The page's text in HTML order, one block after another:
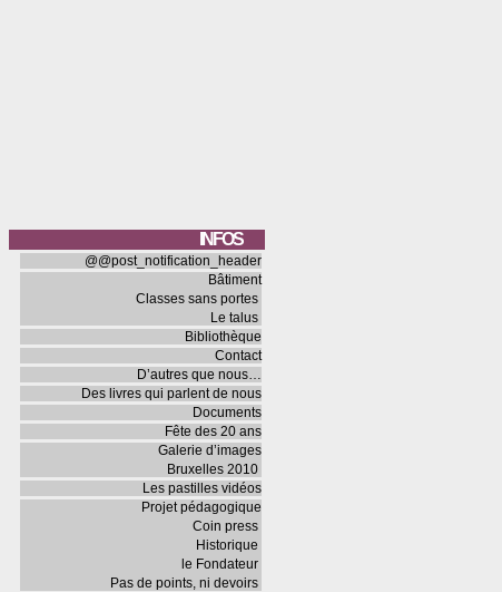
INFOS
@@post_notification_header
Bâtiment
Classes sans portes
Le talus
Bibliothèque
Contact
D’autres que nous…
Des livres qui parlent de nous
Documents
Fête des 20 ans
Galerie d’images
Bruxelles 2010
Les pastilles vidéos
Projet pédagogique
Coin press
Historique
le Fondateur
Pas de points, ni devoirs